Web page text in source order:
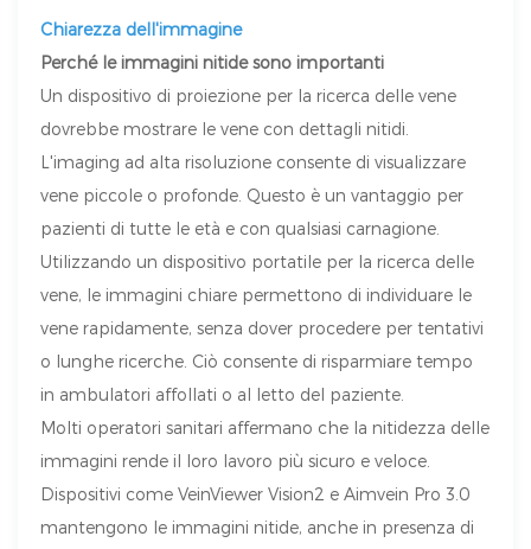
Chiarezza dell'immagine
Perché le immagini nitide sono importanti
Un dispositivo di proiezione per la ricerca delle vene
dovrebbe mostrare le vene con dettagli nitidi.
L'imaging ad alta risoluzione consente di visualizzare
vene piccole o profonde. Questo è un vantaggio per
pazienti di tutte le età e con qualsiasi carnagione.
Utilizzando un dispositivo portatile per la ricerca delle
vene, le immagini chiare permettono di individuare le
vene rapidamente, senza dover procedere per tentativi
o lunghe ricerche. Ciò consente di risparmiare tempo
in ambulatori affollati o al letto del paziente.
Molti operatori sanitari affermano che la nitidezza delle
immagini rende il loro lavoro più sicuro e veloce.
Dispositivi come VeinViewer Vision2 e Aimvein Pro 3.0
mantengono le immagini nitide, anche in presenza di